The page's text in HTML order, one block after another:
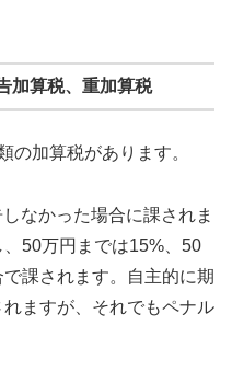
加算税、重加算税
の加算税があります。
なかった場合に課されま
50万円までは15%、50
課されます。自主的に期
ますが、それでもペナル